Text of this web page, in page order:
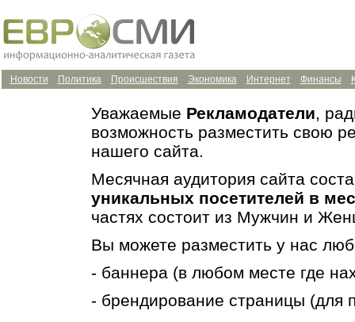
Финансы
Интернет
Экономика
Происшествия
Политика
Новости
Уважаемые Рекламодатели,
возможность разместить свою
нашего сайта.
Месячная аудитория сайта
уникальных посетителей в
частях состоит из Мужчин и
Вы можете разместить у нас
- баннера (в любом месте где
- брендирование страницы (для